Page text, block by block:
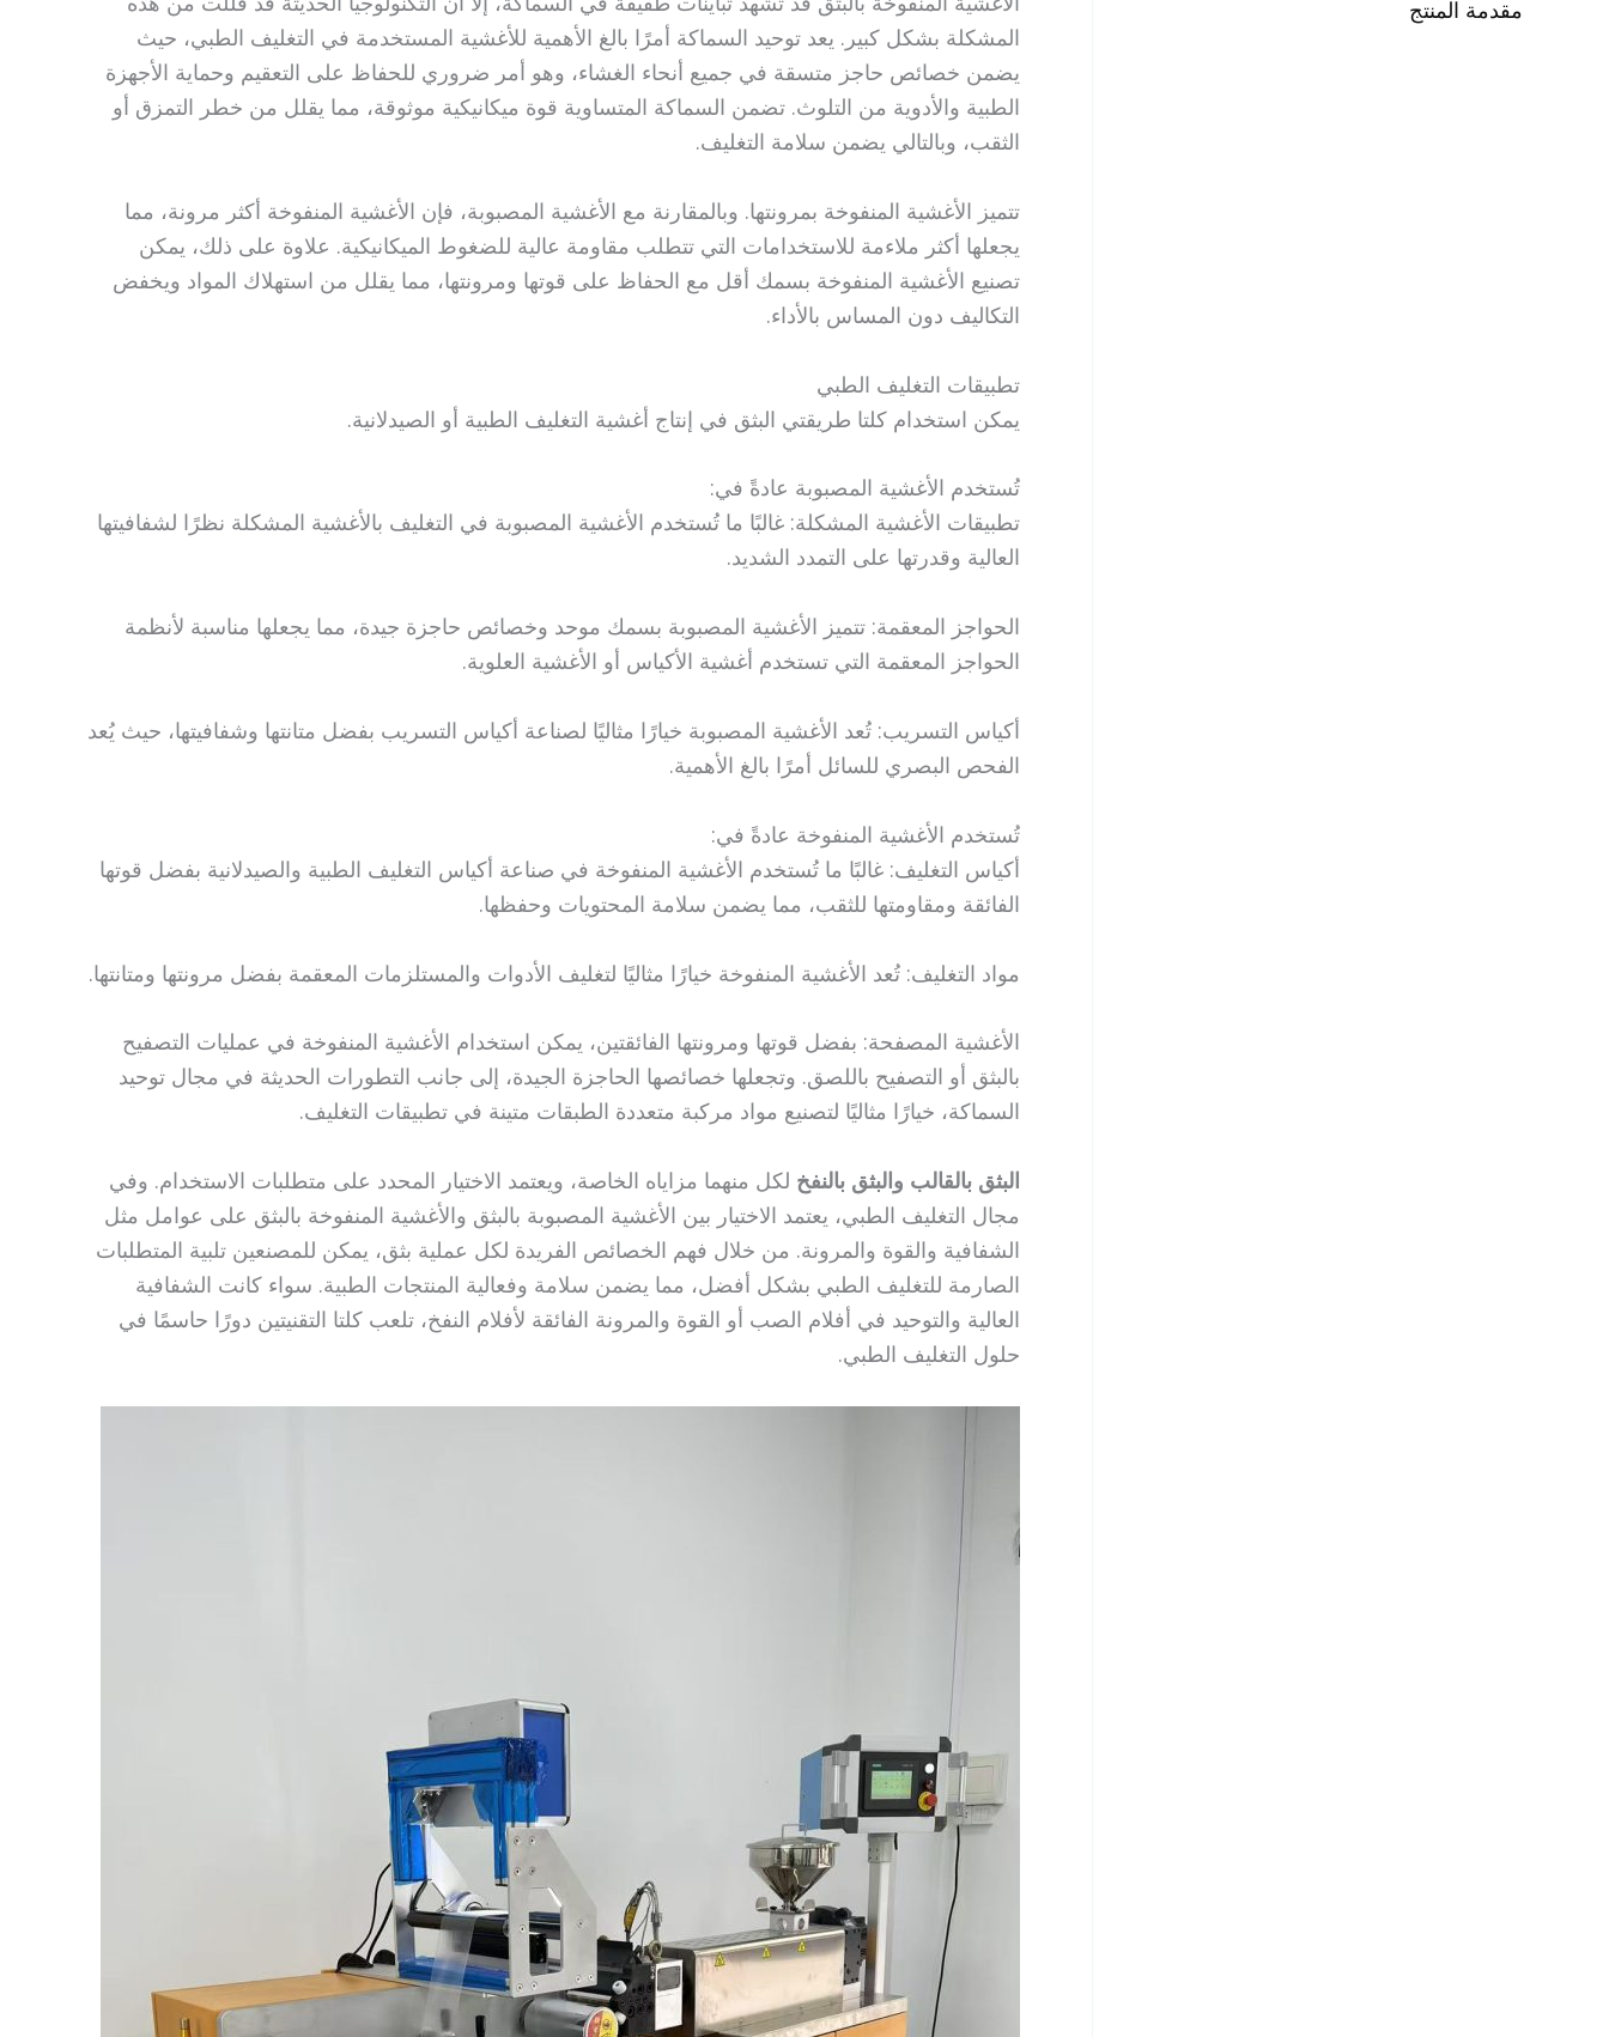
مقدمة المنتج
المشكلة بشكل كبير. يعد توحيد السماكة أمرًا بالغ الأهمية للأغشية المستخدمة في التغليف الطبي، حيث
يضمن خصائص حاجز متسقة في جميع أنحاء الغشاء، وهو أمر ضروري للحفاظ على التعقيم وحماية الأجهزة
الطبية والأدوية من التلوث. تضمن السماكة المتساوية قوة ميكانيكية موثوقة، مما يقلل من خطر التمزق أو
الثقب، وبالتالي يضمن سلامة التغليف.
تتميز الأغشية المنفوخة بمرونتها. وبالمقارنة مع الأغشية المصبوبة، فإن الأغشية المنفوخة أكثر مرونة، مما
يجعلها أكثر ملاءمة للاستخدامات التي تتطلب مقاومة عالية للضغوط الميكانيكية. علاوة على ذلك، يمكن
تصنيع الأغشية المنفوخة بسمك أقل مع الحفاظ على قوتها ومرونتها، مما يقلل من استهلاك المواد ويخفض
التكاليف دون المساس بالأداء.
تطبيقات التغليف الطبي
يمكن استخدام كلتا طريقتي البثق في إنتاج أغشية التغليف الطبية أو الصيدلانية.
تُستخدم الأغشية المصبوبة عادةً في:
تطبيقات الأغشية المشكلة: غالبًا ما تُستخدم الأغشية المصبوبة في التغليف بالأغشية المشكلة نظرًا لشفافيتها
العالية وقدرتها على التمدد الشديد.
الحواجز المعقمة: تتميز الأغشية المصبوبة بسمك موحد وخصائص حاجزة جيدة، مما يجعلها مناسبة لأنظمة
الحواجز المعقمة التي تستخدم أغشية الأكياس أو الأغشية العلوية.
أكياس التسريب: تُعد الأغشية المصبوبة خيارًا مثاليًا لصناعة أكياس التسريب بفضل متانتها وشفافيتها، حيث يُعد
الفحص البصري للسائل أمرًا بالغ الأهمية.
تُستخدم الأغشية المنفوخة عادةً في:
أكياس التغليف: غالبًا ما تُستخدم الأغشية المنفوخة في صناعة أكياس التغليف الطبية والصيدلانية بفضل قوتها
الفائقة ومقاومتها للثقب، مما يضمن سلامة المحتويات وحفظها.
مواد التغليف: تُعد الأغشية المنفوخة خيارًا مثاليًا لتغليف الأدوات والمستلزمات المعقمة بفضل مرونتها ومتانتها.
الأغشية المصفحة: بفضل قوتها ومرونتها الفائقتين، يمكن استخدام الأغشية المنفوخة في عمليات التصفيح
بالبثق أو التصفيح باللصق. وتجعلها خصائصها الحاجزة الجيدة، إلى جانب التطورات الحديثة في مجال توحيد
السماكة، خيارًا مثاليًا لتصنيع مواد مركبة متعددة الطبقات متينة في تطبيقات التغليف.
البثق بالقالب والبثق بالنفخ لكل منهما مزاياه الخاصة، ويعتمد الاختيار المحدد على متطلبات الاستخدام. وفي
مجال التغليف الطبي، يعتمد الاختيار بين الأغشية المصبوبة بالبثق والأغشية المنفوخة بالبثق على عوامل مثل
الشفافية والقوة والمرونة. من خلال فهم الخصائص الفريدة لكل عملية بثق، يمكن للمصنعين تلبية المتطلبات
الصارمة للتغليف الطبي بشكل أفضل، مما يضمن سلامة وفعالية المنتجات الطبية. سواء كانت الشفافية
العالية والتوحيد في أفلام الصب أو القوة والمرونة الفائقة لأفلام النفخ، تلعب كلتا التقنيتين دورًا حاسمًا في
حلول التغليف الطبي.